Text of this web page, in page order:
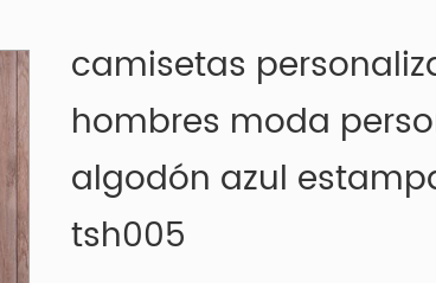
camisetas
hombres moda
algodón azul
tsh005